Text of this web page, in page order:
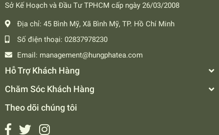
Sở Kế Hoạch và Đầu Tư TPHCM cấp ngày 26/03/2008
Địa chỉ: 45 Bình Mỹ, Xã Bình Mỹ, TP. Hồ Chí Minh
Số điện thoại: 02837978230
Email: management@hungphatea.com
Hỗ Trợ Khách Hàng
Chăm Sóc Khách Hàng
Theo dõi chúng tôi